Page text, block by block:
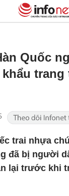
Quốc
trang
trai nhựa
đã bị người
lại trước khi